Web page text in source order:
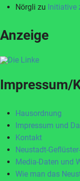
Nörgli zu Initiative
Anzeige
Impressum/
Hausordnung
Impressum und
Kontakt
Neustadt-
Media-Daten und
Wie man das